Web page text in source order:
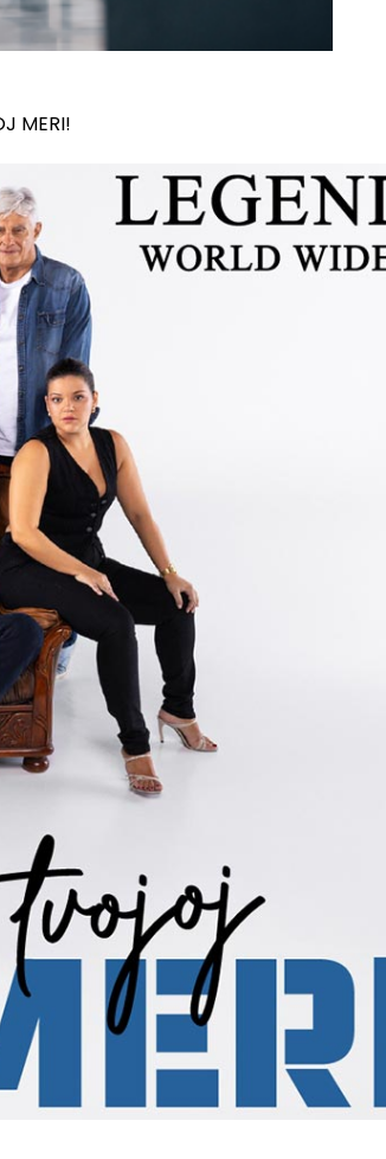
MERI!